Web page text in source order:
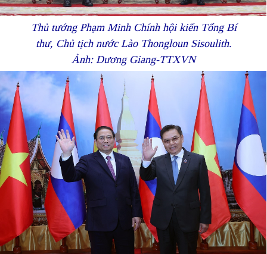
Thủ tướng Phạm Minh Chính hội kiến Tổng Bí
thư, Chủ tịch nước Lào Thongloun Sisoulith.
Ảnh: Dương Giang-TTXVN